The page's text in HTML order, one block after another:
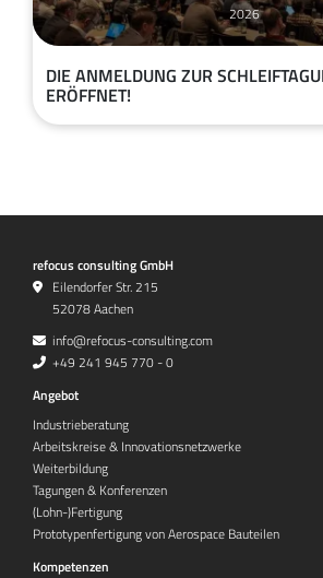
2026
DIE ANMELDUNG ZUR
ERÖFFNET!
refocus consulting GmbH
Eilendorfer Str. 215
52078 Aachen
info@refocus-consulting.com
+49 241 945 770 - 0
Angebot
Industrieberatung
Arbeitskreise & Innovationsnetzwerke
Weiterbildung
Tagungen & Konferenzen
(Lohn-)Fertigung
Prototypenfertigung von Aerospace Bauteilen
Kompetenzen